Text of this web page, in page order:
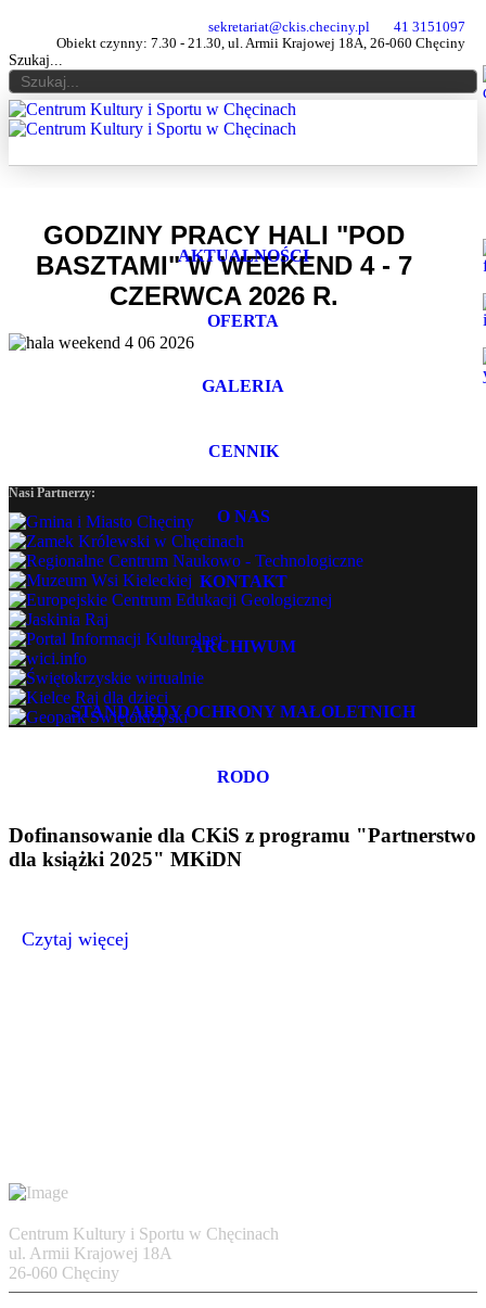
41 3151097
sekretariat@ckis.checiny.pl
Obiekt czynny: 7.30 - 21.30, ul. Armii Krajowej 18A, 26-060 Chęciny
Szukaj...
AKTUALNOŚCI
OFERTA
GALERIA
CENNIK
O NAS
KONTAKT
ARCHIWUM
STANDARDY OCHRONY MAŁOLETNICH
RODO
GODZINY PRACY HALI "POD
BASZTAMI" W WEEKEND 4 - 7
CZERWCA 2026 R.
Nasi Partnerzy:
Dofinansowanie dla CKiS z programu "Partnerstwo
dla książki 2025" MKiDN
Czytaj więcej
Centrum Kultury i Sportu w Chęcinach
ul. Armii Krajowej 18A
26-060 Chęciny